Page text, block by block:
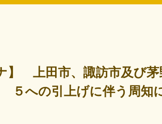
】 上田市、諏訪市及び
５への引上げに伴う周知